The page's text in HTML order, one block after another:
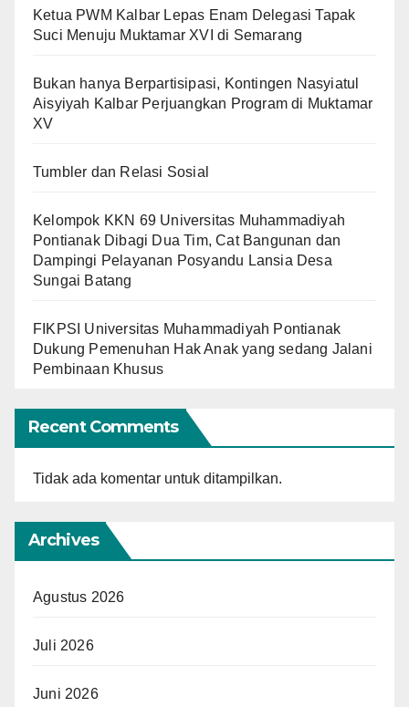
Ketua PWM Kalbar Lepas Enam Delegasi Tapak
Suci Menuju Muktamar XVI di Semarang
Bukan hanya Berpartisipasi, Kontingen Nasyiatul
Aisyiyah Kalbar Perjuangkan Program di Muktamar
XV
Tumbler dan Relasi Sosial
Kelompok KKN 69 Universitas Muhammadiyah
Pontianak Dibagi Dua Tim, Cat Bangunan dan
Dampingi Pelayanan Posyandu Lansia Desa
Sungai Batang
FIKPSI Universitas Muhammadiyah Pontianak
Dukung Pemenuhan Hak Anak yang sedang Jalani
Pembinaan Khusus
Recent Comments
Tidak ada komentar untuk ditampilkan.
Archives
Agustus 2026
Juli 2026
Juni 2026